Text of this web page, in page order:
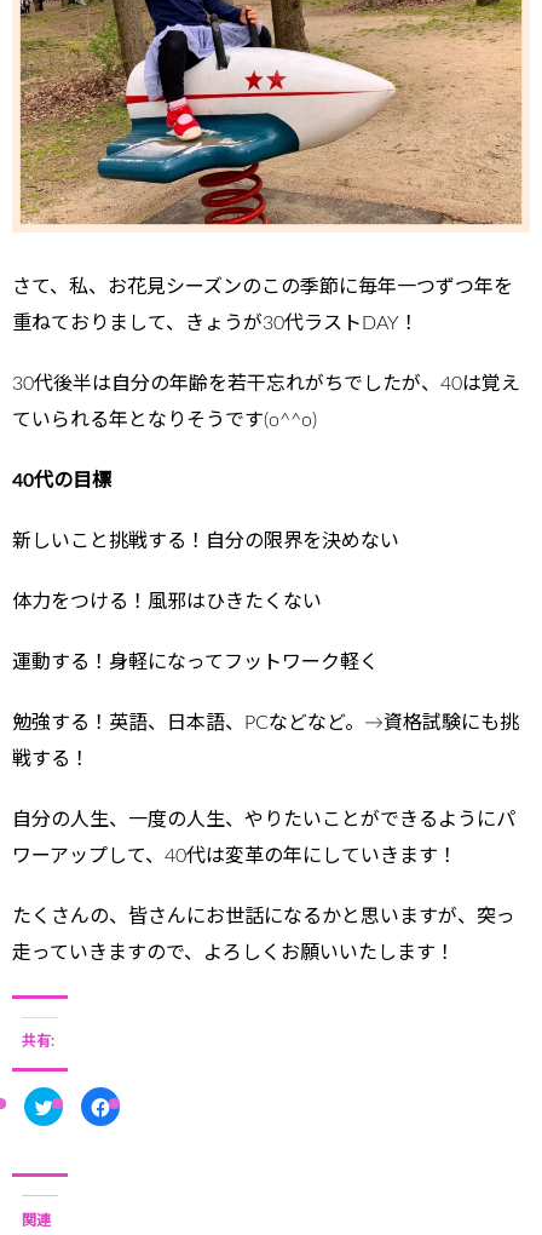
さて、私、お花見シーズンのこの季節に毎年一つずつ年を
重ねておりまして、きょうが30代ラストDAY！
30代後半は自分の年齢を若干忘れがちでしたが、40は覚え
ていられる年となりそうです(o^^o)
40代の目標
新しいこと挑戦する！自分の限界を決めない
体力をつける！風邪はひきたくない
運動する！身軽になってフットワーク軽く
勉強する！英語、日本語、PCなどなど。→資格試験にも挑
戦する！
自分の人生、一度の人生、やりたいことができるようにパ
ワーアップして、40代は変革の年にしていきます！
たくさんの、皆さんにお世話になるかと思いますが、突っ
走っていきますので、よろしくお願いいたします！
共有:
ク
リ
て
F
a
関連